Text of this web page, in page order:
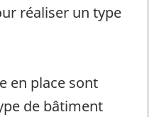
réaliser un type
en place sont
de bâtiment